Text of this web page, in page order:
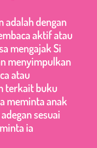
adalah dengan
aktif atau
mengajak Si
menyimpulkan
atau
terkait buku
meminta anak
sesuai
ia